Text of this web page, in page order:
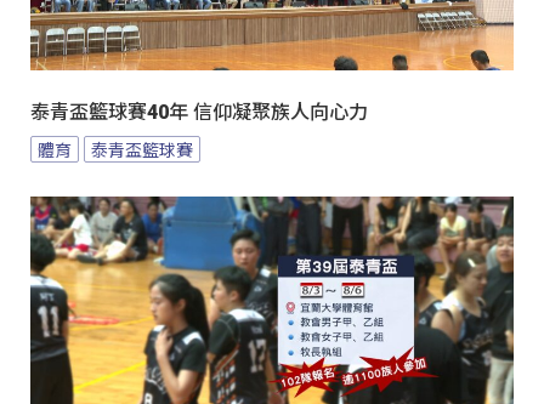
泰青盃籃球賽40年 信仰凝聚族人向心力
體育 泰青盃籃球賽